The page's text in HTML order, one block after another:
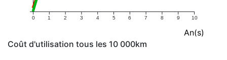
0 1 2 3 4 5 6 7 8 9 10
An(s)
Coût d'utilisation tous les 10 000km